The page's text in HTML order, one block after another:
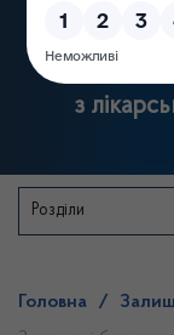
з
Розділи
Головна /